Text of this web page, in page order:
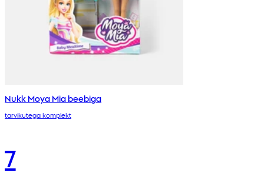
Nukk Moya Mia beebiga
tarvikutega komplekt
7